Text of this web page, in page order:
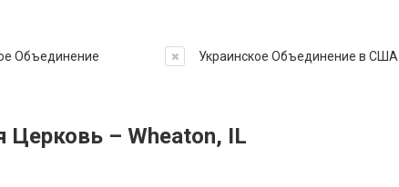
Объединение Украинское Объединение в США
Церковь – Wheaton, IL